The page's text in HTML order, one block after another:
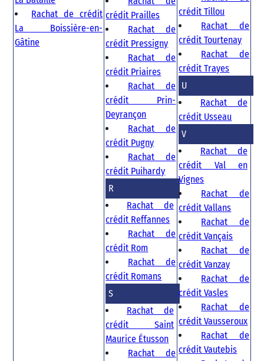
Rachat de crédit
La Boissière-en-
Gâtine
crédit Prailles
Rachat de
crédit Pressigny
Rachat de
crédit Priaires
Rachat de
crédit Prin-
Deyrançon
Rachat de
crédit Pugny
Rachat de
crédit Puihardy
R
Rachat de
crédit Reffannes
Rachat de
crédit Rom
Rachat de
crédit Romans
S
Rachat de
crédit Saint
Maurice Étusson
Rachat de
crédit Tillou
Rachat de
crédit Tourtenay
Rachat de
crédit Trayes
U
Rachat de
crédit Usseau
V
Rachat de
crédit Val en
Vignes
Rachat de
crédit Vallans
Rachat de
crédit Vançais
Rachat de
crédit Vanzay
Rachat de
crédit Vasles
Rachat de
crédit Vausseroux
Rachat de
crédit Vautebis